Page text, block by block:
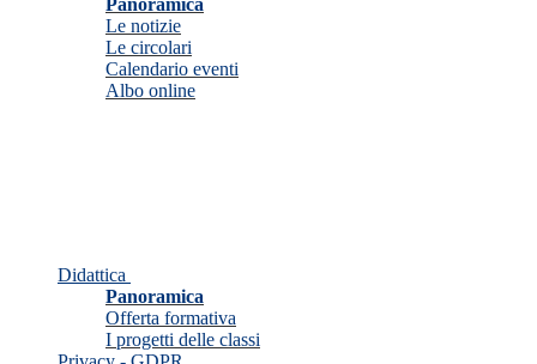
Panoramica
Le notizie
Le circolari
Calendario eventi
Albo online
Didattica
Panoramica
Offerta formativa
I progetti delle classi